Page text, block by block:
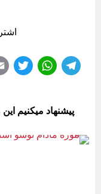
Te
gr
a
m
W
ts
A
pp
T
tte
r
پیشنهاد میکنیم